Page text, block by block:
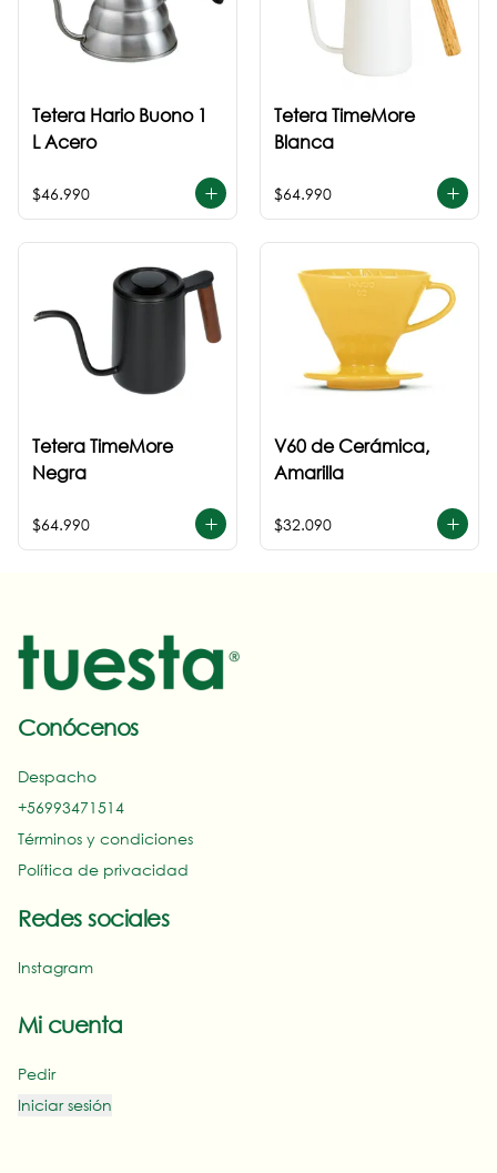
Tetera Hario Buono 1
L Acero
$46.990
Tetera TimeMore
Blanca
$64.990
Tetera TimeMore
Negra
$64.990
V60 de Cerámica,
Amarilla
$32.090
Conócenos
Despacho
+56993471514‬
Términos y condiciones
Política de privacidad
Redes sociales
Instagram
Mi cuenta
Pedir
Iniciar sesión